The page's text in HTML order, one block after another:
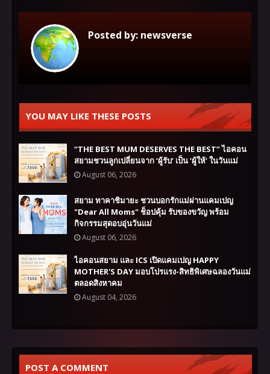
Posted by: newsverse
YOU MAY LIKE THESE POSTS
“THE BEST MUM DESERVES THE BEST” ไอคอน
สยามชวนลูกเปลี่ยนจาก ‘ผู้รับ’ เป็น ‘ผู้ให้’ ในวันแม่
August 06, 2026
สยาม ทาคาชิมายะ ชวนบอกรักแม่ผ่านแคมเปญ
"Dear All Moms" ช็อปคุ้ม รับของขวัญ พร้อม
กิจกรรมสุดอบอุ่นวันแม่
August 06, 2026
ไอคอนสยาม และ ICS เปิดแคมเปญ HAPPY
MOTHER'S DAY มอบโปรแรง-สิทธิพิเศษฉลองวันแม่
ตลอดสิงหาคม
August 04, 2026
POST A COMMENT